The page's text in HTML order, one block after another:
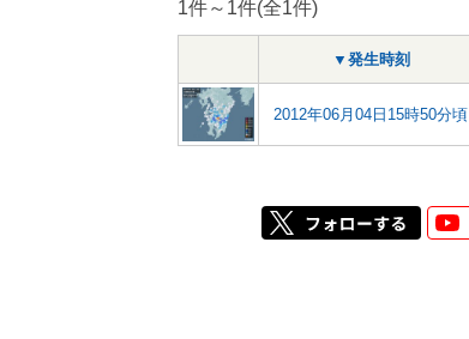
1件～1件(全1件)
▼発生時刻
2012年06月04日15時50分頃